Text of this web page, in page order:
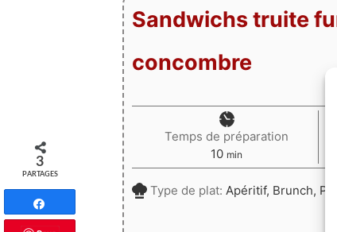
Sandwichs truite
concombre
Temps de préparation
10minutes
min
Type de plat: Apéritif, Brunch,
3
PARTAGES